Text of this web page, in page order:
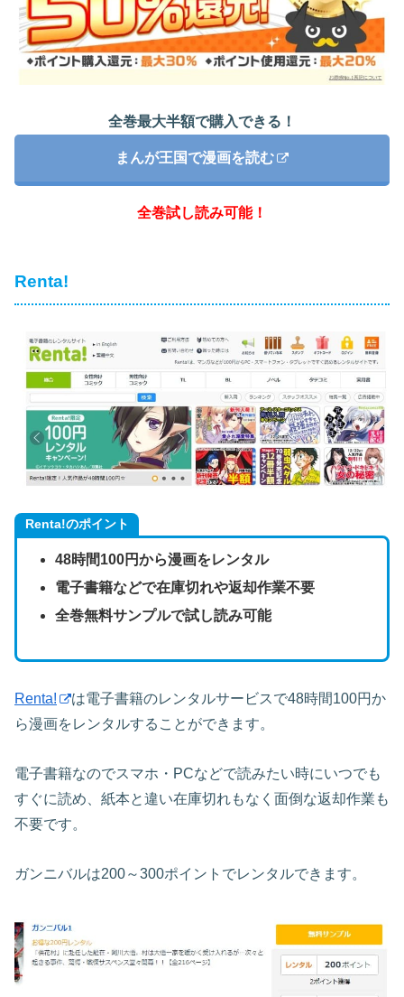
全巻最大半額で購入できる！
まんが王国で漫画を読む
全巻試し読み可能！
Renta!
Renta!のポイント
48時間100円から漫画をレンタル
電子書籍などで在庫切れや返却作業不要
全巻無料サンプルで試し読み可能
Renta!
は電子書籍のレンタルサービスで48時間100円か
ら漫画をレンタルすることができます。
電子書籍なのでスマホ・PCなどで読みたい時にいつでも
すぐに読め、紙本と違い在庫切れもなく面倒な返却作業も
不要です。
ガンニバルは200～300ポイントでレンタルできます。